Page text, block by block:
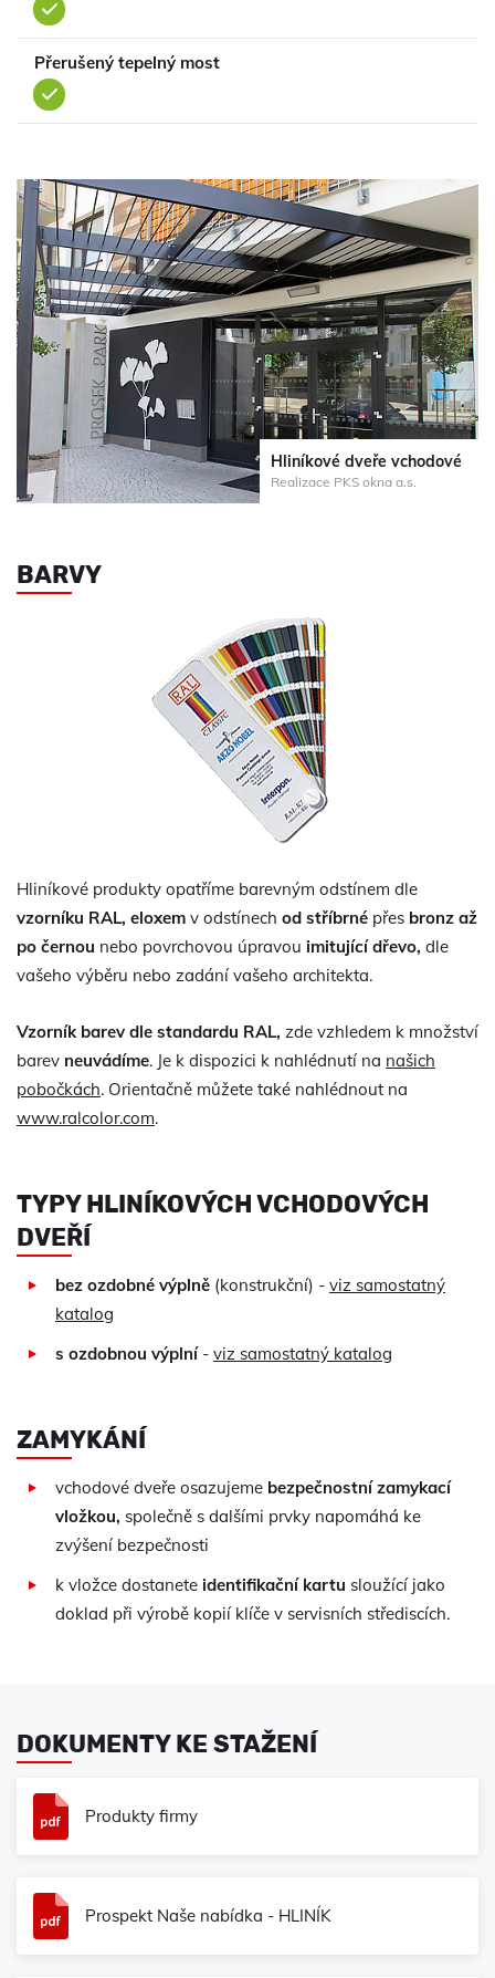
Přerušený tepelný most
Hliníkové dveře vchodové
Realizace PKS okna a.s.
BARVY
Hliníkové produkty opatříme barevným odstínem dle
vzorníku RAL, eloxem v odstínech od stříbrné přes bronz až
po černou nebo povrchovou úpravou imitující dřevo, dle
vašeho výběru nebo zadání vašeho architekta.
Vzorník barev dle standardu RAL, zde vzhledem k množství
barev neuvádíme. Je k dispozici k nahlédnutí na našich
pobočkách. Orientačně můžete také nahlédnout na
www.ralcolor.com.
TYPY HLINÍKOVÝCH VCHODOVÝCH
DVEŘÍ
bez ozdobné výplně (konstrukční) - viz samostatný
katalog
s ozdobnou výplní- viz samostatný katalog
ZAMYKÁNÍ
vchodové dveře osazujeme bezpečnostní zamykací
vložkou, společně s dalšími prvky napomáhá ke
zvýšení bezpečnosti
k vložce dostanete identifikační kartu sloužící jako
doklad při výrobě kopií klíče v servisních střediscích.
DOKUMENTY KE STAŽENÍ
Produkty firmy
Prospekt Naše nabídka - HLINÍK